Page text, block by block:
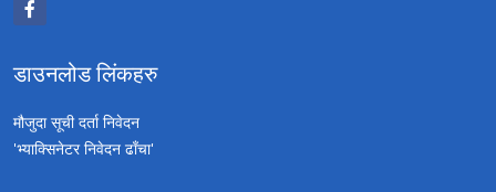
डाउनलोड लिंकहरु
मौजुदा सूची दर्ता निवेदन
'भ्याक्सिनेटर निवेदन ढाँचा'